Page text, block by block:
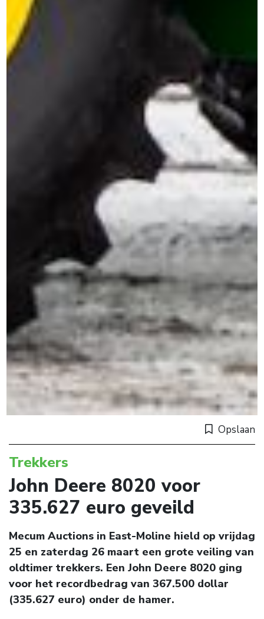
Opslaan
Trekkers
John Deere 8020 voor
335.627 euro geveild
Mecum Auctions in East-Moline hield op vrijdag
25 en zaterdag 26 maart een grote veiling van
oldtimer trekkers. Een John Deere 8020 ging
voor het recordbedrag van 367.500 dollar
(335.627 euro) onder de hamer.